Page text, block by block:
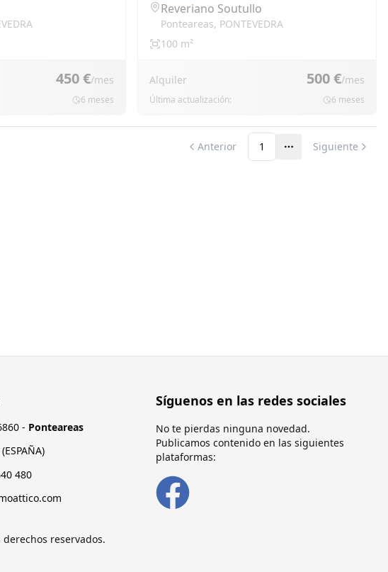
450 €/mes
6 meses
Reveriano Soutullo
Ponteareas, PONTEVEDRA
100 m²
Alquiler 500 €/mes
Última actualización: 6 meses
Anterior 1 Más páginas
Siguiente
- Ponteareas
ESPAÑA)
689
Síguenos en las redes sociales
No te pierdas ninguna novedad.
Publicamos contenido en las siguientes
plataformas:
derechos reservados.